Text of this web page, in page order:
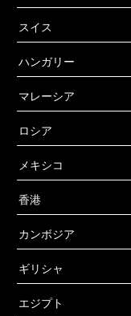
スイス
ハンガリー
マレーシア
ロシア
メキシコ
香港
カンボジア
ギリシャ
エジプト